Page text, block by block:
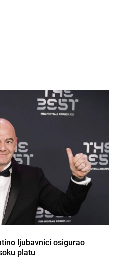
ljubavnici osigurao
platu